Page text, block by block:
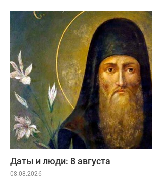
Даты и люди: 8 августа
08.08.2026